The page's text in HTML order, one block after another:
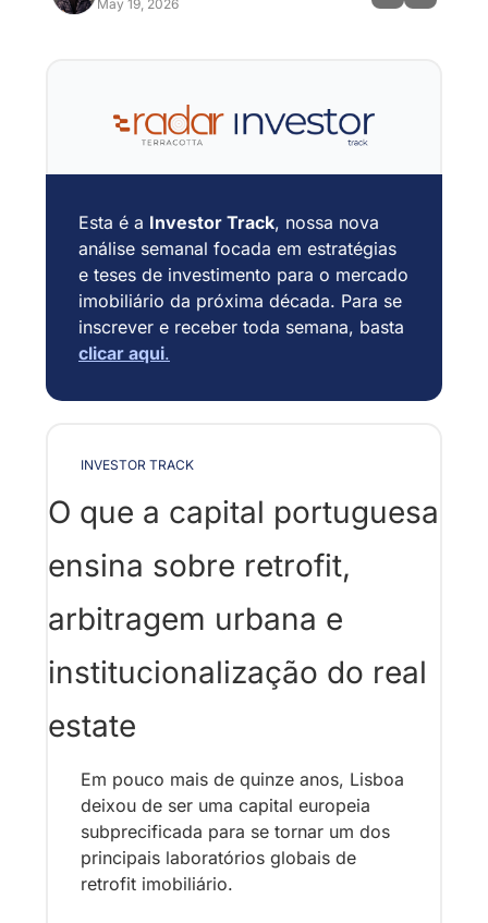
May 19, 2026
Esta é a Investor Track, nossa nova
análise semanal focada em estratégias
e teses de investimento para o mercado
imobiliário da próxima década. Para se
inscrever e receber toda semana, basta
clicar aqui.
INVESTOR TRACK
O que a capital portuguesa
ensina sobre retrofit,
arbitragem urbana e
institucionalização do real
estate
Em pouco mais de quinze anos, Lisboa
deixou de ser uma capital europeia
subprecificada para se tornar um dos
principais laboratórios globais de
retrofit imobiliário.